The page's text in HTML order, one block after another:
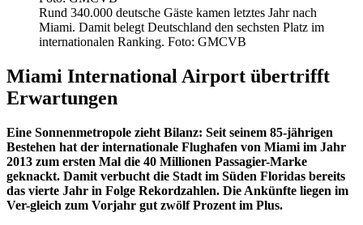
Rund 340.000 deutsche Gäste kamen letztes Jahr nach
Miami. Damit belegt Deutschland den sechsten Platz im
internationalen Ranking. Foto: GMCVB
Miami International Airport übertrifft
Erwartungen
Eine Sonnenmetropole zieht Bilanz: Seit seinem 85-jährigen
Bestehen hat der internationale Flughafen von Miami im Jahr
2013 zum ersten Mal die 40 Millionen Passagier-Marke
geknackt. Damit verbucht die Stadt im Süden Floridas bereits
das vierte Jahr in Folge Rekordzahlen. Die Ankünfte liegen im
Ver-gleich zum Vorjahr gut zwölf Prozent im Plus.